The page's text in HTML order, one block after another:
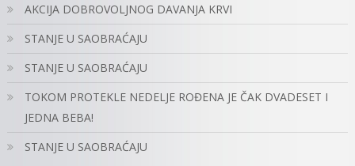
AKCIJA DOBROVOLJNOG DAVANJA KRVI
STANJE U SAOBRAĆAJU
STANJE U SAOBRAĆAJU
TOKOM PROTEKLE NEDELJE ROĐENA JE ČAK DVADESET I
JEDNA BEBA!
STANJE U SAOBRAĆAJU